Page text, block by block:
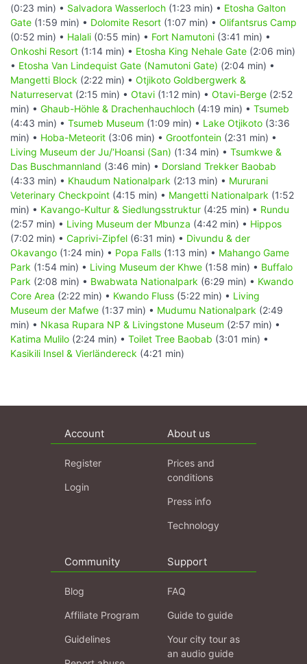
(0:23 min) • Salvadora Wasserloch (1:23 min) • Etosha Galton
Gate (1:59 min) • Dolomite Resort (1:07 min) • Olifantsrus Camp
(0:52 min) • Halali (0:55 min) • Fort Namutoni (3:41 min) •
Onkoshi Resort (1:14 min) • Etosha King Nehale Gate (2:06 min)
• Etosha Van Lindequist Gate (Namutoni Gate) (2:04 min) •
Mangetti Block (2:22 min) • Otjikoto Goldbergwerk &
Naturreservat (2:15 min) • Otavi (1:12 min) • Otavi-Berge (2:52
min) • Ghaub-Höhle & Drachenhauchloch (4:19 min) • Tsumeb
(4:43 min) • Tsumeb Museum (1:09 min) • Lake Otjikoto (3:36
min) • Hoba-Meteorit (3:06 min) • Grootfontein (2:31 min) •
Living Museum der Ju/‘Hoansi (San) (1:34 min) • Tsumkwe &
Das Buschmannland (3:46 min) • Dorsland Trekker Baobab
(4:33 min) • Khaudum Nationalpark (2:13 min) • Mururani
Veterinary Checkpoint (4:15 min) • Mangetti Nationalpark (1:52
min) • Kavango-Kultur & Siedlungsstruktur (4:25 min) • Rundu
(2:57 min) • Living Museum der Mbunza (4:42 min) • Hippos
(7:02 min) • Caprivi-Zipfel (6:31 min) • Divundu & der
Okavango (1:24 min) • Popa Falls (1:13 min) • Mahango Game
Park (1:54 min) • Living Museum der Khwe (1:58 min) • Buffalo
Park (2:08 min) • Bwabwata Nationalpark (6:29 min) • Kwando
Core Area (2:22 min) • Kwando Fluss (5:22 min) • Living
Museum der Mafwe (1:37 min) • Mudumu Nationalpark (2:49
min) • Nkasa Rupara NP & Livingstone Museum (2:57 min) •
Katima Mulilo (2:24 min) • Toilet Tree Baobab (3:01 min) •
Kasikili Insel & Vierländereck (4:21 min)
Account
Register
Login
About us
Prices and
conditions
Press info
Technology
Community
Blog
Affiliate Program
Guidelines
Support
FAQ
Guide to guide
Your city tour as
an audio guide